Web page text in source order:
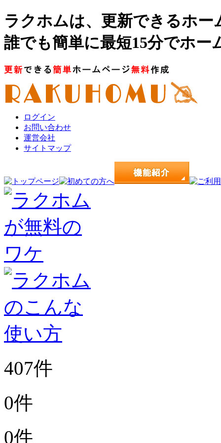
ラクホムは、更新できるホ
誰でも簡単に最短15分でホ
ログイン
お問い合わせ
運営会社
サイトマップ
407件
0件
0件